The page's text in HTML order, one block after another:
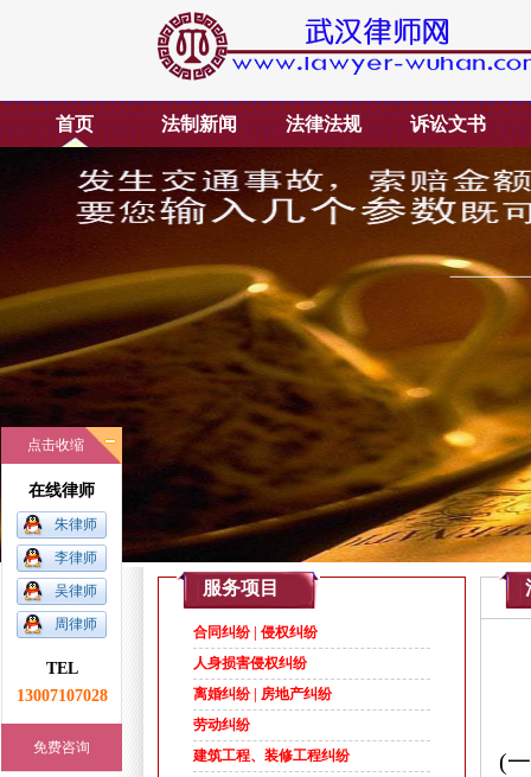
点击收缩
在线律师
朱律师
李律师
吴律师
周律师
TEL
13007107028
免费咨询
首页 法制新闻 法律法规 诉讼文书
2 3 4
服务项目
合同纠纷 | 侵权纠纷
人身损害侵权纠纷
离婚纠纷 | 房地产纠纷
劳动纠纷
建筑工程、装修工程纠纷
(